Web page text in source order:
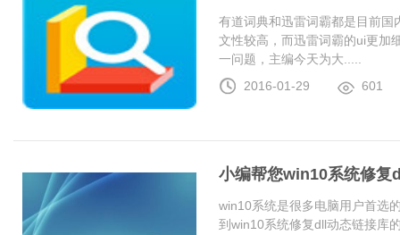
有道词典和迅雷词霸都是目前
文性较高，而迅雷词霸的ui更加
一问题，主编今天为大.....
2016-01-29
601
小编帮您win10系统修复
win10系统是很多电脑用户首选
到win10系统修复dll动态链接库